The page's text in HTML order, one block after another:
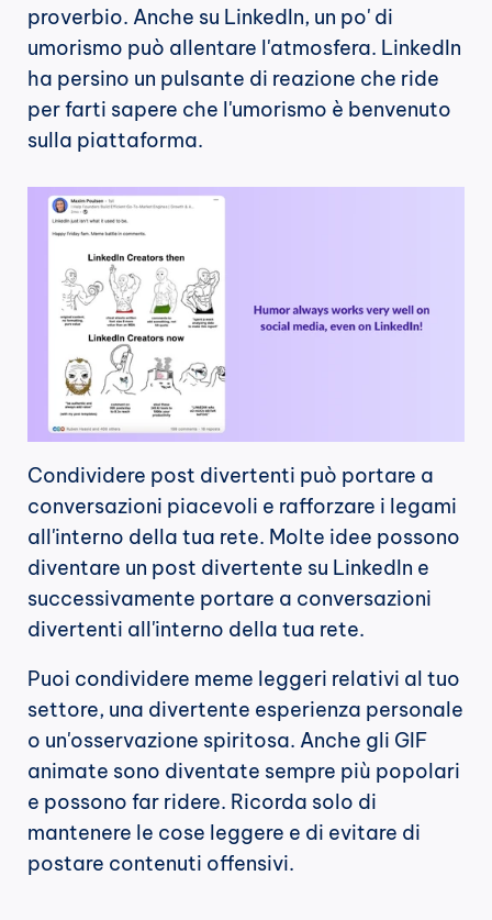
proverbio. Anche su LinkedIn, un po' di
umorismo può allentare l'atmosfera. LinkedIn
ha persino un pulsante di reazione che ride
per farti sapere che l'umorismo è benvenuto
sulla piattaforma.
Condividere post divertenti può portare a
conversazioni piacevoli e rafforzare i legami
all'interno della tua rete. Molte idee possono
diventare un post divertente su LinkedIn e
successivamente portare a conversazioni
divertenti all'interno della tua rete.
Puoi condividere meme leggeri relativi al tuo
settore, una divertente esperienza personale
o un'osservazione spiritosa. Anche gli GIF
animate sono diventate sempre più popolari
e possono far ridere. Ricorda solo di
mantenere le cose leggere e di evitare di
postare contenuti offensivi.